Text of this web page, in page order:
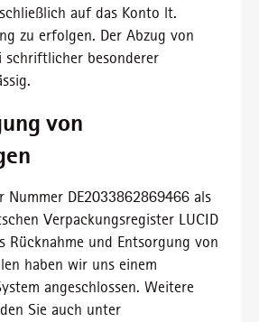
auf das Konto lt.
zu erfolgen. Der Abzug von
schriftlicher besonderer
von
DE2033862869466 als
Verpackungsregister LUCID
Rücknahme und Entsorgung von
haben wir uns einem
angeschlossen. Weitere
Sie auch unter